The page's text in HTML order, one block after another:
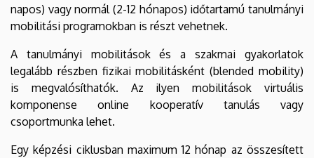
napos) vagy normál (2-12 hónapos) időtartamú tanulmányi
mobilitási programokban is részt vehetnek.
A tanulmányi mobilitások és a szakmai gyakorlatok
legalább részben fizikai mobilitásként (blended mobility)
is megvalósíthatók. Az ilyen mobilitások virtuális
komponense online kooperatív tanulás vagy
csoportmunka lehet.
Egy képzési ciklusban maximum 12 hónap az összesített